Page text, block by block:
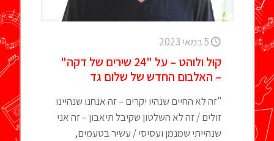
5 במאי 2023
קוּל ולוהט – על "24 שירים של דקה"
– האלבום החדש של שלום גד
"זה לא החיים שנהיו יקרים – זה אנחנו שנהיינו
זולים / זה לא השלטון שקיבל תיאבון – זה אני
שנהייתי שמנמן ועסיסי / עשיר בטעמים,